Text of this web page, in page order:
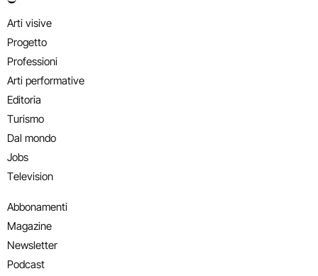
Arti visive
Progetto
Professioni
Arti performative
Editoria
Turismo
Dal mondo
Jobs
Television
Abbonamenti
Magazine
Newsletter
Podcast